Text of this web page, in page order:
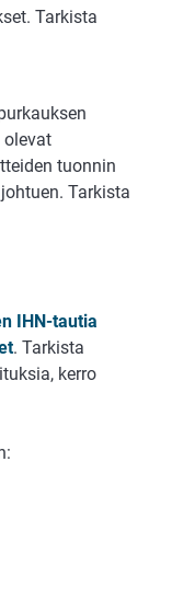
Tarkista
olevat
tuonnin
Tarkista
IHN-tautia
. Tarkista
kerro